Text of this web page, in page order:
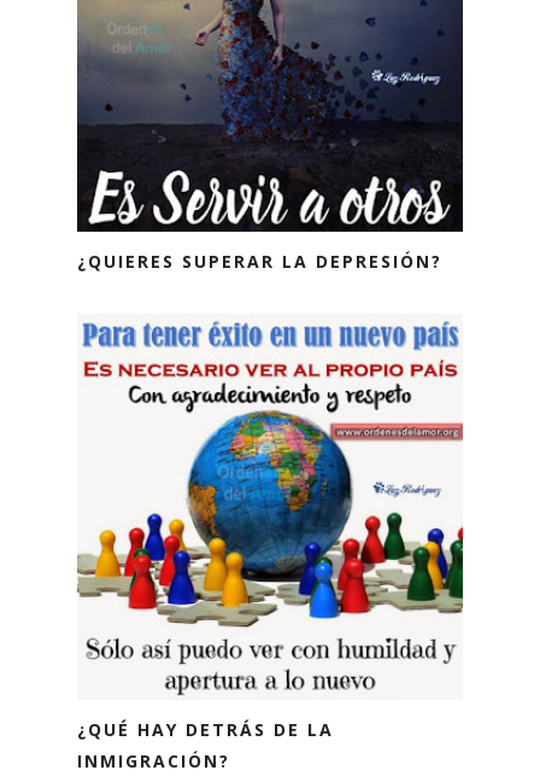
¿QUIERES SUPERAR LA DEPRESIÓN?
¿QUÉ HAY DETRÁS DE LA
INMIGRACIÓN?